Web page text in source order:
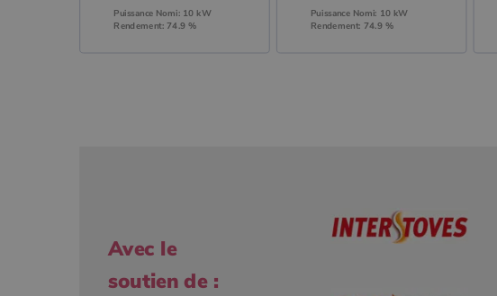
Puissance Nomi: 10 kW
Rendement: 74.9 %
Puissance Nomi: 10 kW
Rendement: 74.9 %
Avec le
soutien de :